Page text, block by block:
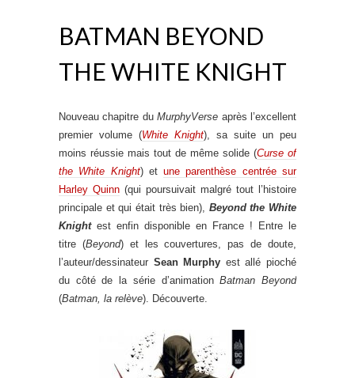
BATMAN BEYOND
THE WHITE KNIGHT
Nouveau chapitre duMurphyVerse après l’excellent
premier volume (White Knight), sa suite un peu
moins réussie mais tout de même solide (Curse of
the White Knight) etune parenthèse centrée sur
Harley Quinn (qui poursuivait malgré tout l’histoire
principale et qui était très bien), Beyond the White
Knightest enfin disponible en France ! Entre le
titre (Beyond) et les couvertures, pas de doute,
l’auteur/dessinateur Sean Murphy est allé pioché
du côté de la série d’animationBatman Beyond
(Batman, la relève). Découverte.